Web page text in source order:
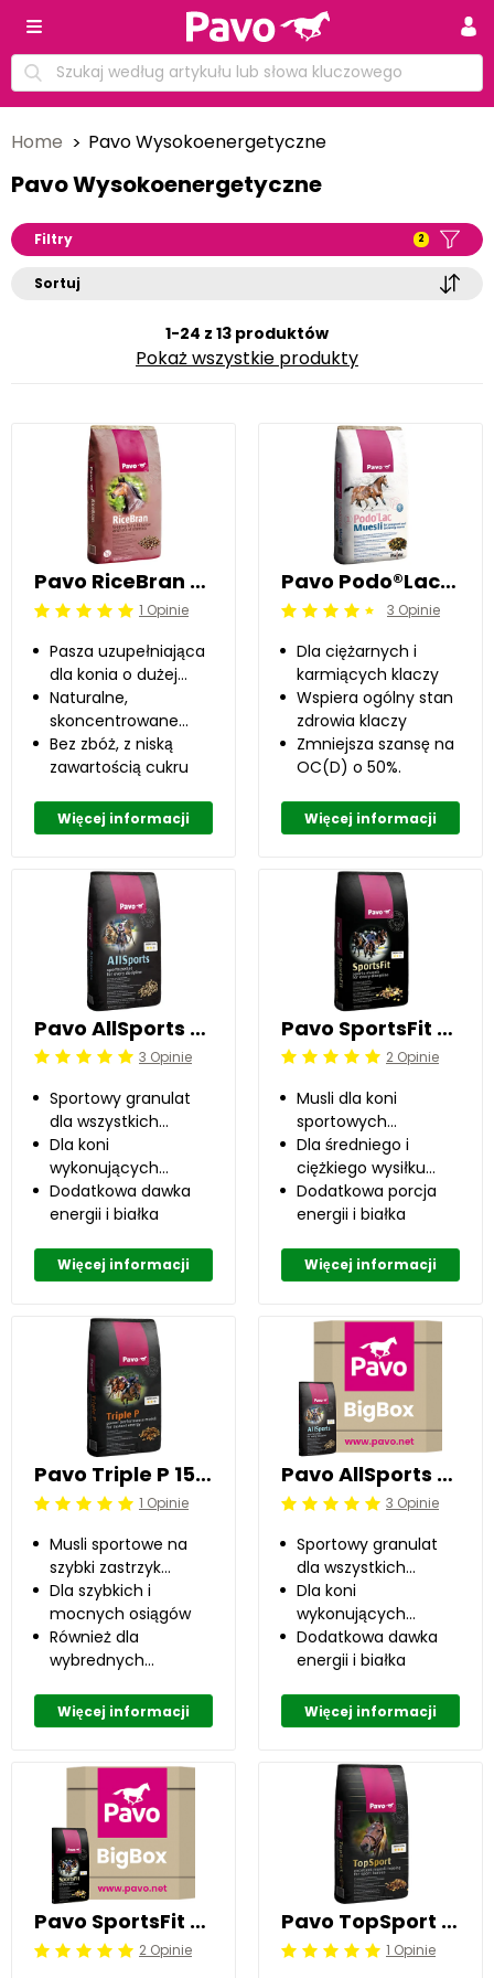
Home Pavo Wysokoenergetyczne
Pavo Wysokoenergetyczne
Filtry 2
Sortuj
1-24 z 13 produktów
Pokaż wszystkie produkty
Pavo RiceBran 20 kg
Beoordeling: 5/51 Opinie
Pasza uzupełniająca
dla konia o dużej
wytrzymałości
Naturalne,
skoncentrowane
źródło energii
Bez zbóż, z niską
zawartością cukru
Więcej informacji
Pavo Podo®Lac Muesli 15 kg
Beoordeling: 4.5/5
3 Opinie
Dla ciężarnych i
karmiących klaczy
Wspiera ogólny stan
zdrowia klaczy
Zmniejsza szansę na
OC(D) o 50%.
Więcej informacji
Pavo AllSports 20 kg
Beoordeling: 5/53 Opinie
Sportowy granulat
dla wszystkich
dyscyplin
Dla koni
wykonujących
średnią i intensywną
pracę.
Dodatkowa dawka
energii i białka
Więcej informacji
Pavo SportsFit 15 kg
Beoordeling: 5/52 Opinie
Musli dla koni
sportowych
wszystkich dyscyplin
Dla średniego i
ciężkiego wysiłku
fizycznego
Dodatkowa porcja
energii i białka
Więcej informacji
Pavo Triple P 15 kg
Beoordeling: 5/51 Opinie
Musli sportowe na
szybki zastrzyk
energii
Dla szybkich i
mocnych osiągów
Również dla
wybrednych
Więcej informacji
Pavo AllSports 725 kg
Beoordeling: 5/53 Opinie
Sportowy granulat
dla wszystkich
dyscyplin
Dla koni
wykonujących
średnią i intensywną
pracę.
Dodatkowa dawka
energii i białka
Więcej informacji
Pavo SportsFit 450 kg
Beoordeling: 5/52 Opinie
Pavo TopSport 15 kg
Beoordeling: 5/51 Opinie